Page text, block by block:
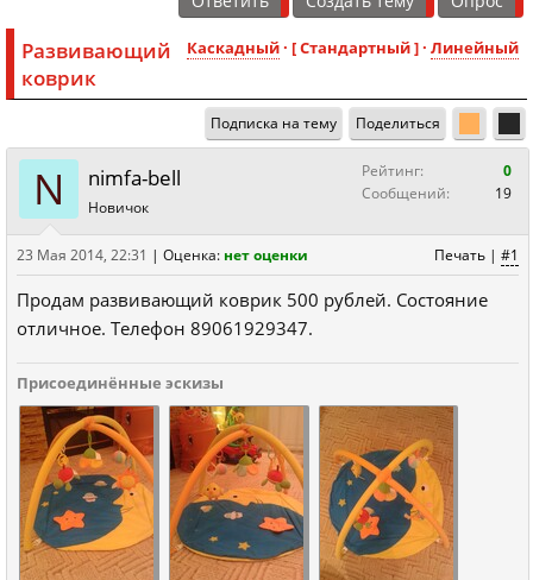
Каскадный· [ Стандартный ] · Линейный
Развивающий
коврик
Подписка на тему Поделиться
N nimfa-bell
Новичок
Рейтинг:
0
Сообщений:
19
Печать | #1
23 Мая 2014, 22:31 | Оценка: нет оценки
Продам развивающий коврик 500 рублей. Состояние
отличное. Телефон 89061929347.
Присоединённые эскизы